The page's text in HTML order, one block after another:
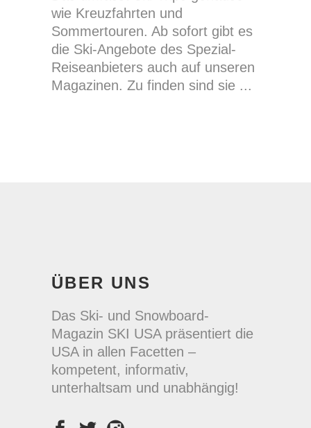
wie Kreuzfahrten und
Sommertouren. Ab sofort gibt es
die Ski-Angebote des Spezial-
Reiseanbieters auch auf unseren
Magazinen. Zu finden sind sie
ÜBER UNS
Das Ski- und Snowboard-
Magazin SKI USA präsentiert die
USA in allen Facetten –
kompetent, informativ,
unterhaltsam und unabhängig!